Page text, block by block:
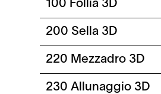
100 Follia 3D
200 Sella 3D
220 Mezzadro 3D
230 Allunaggio 3D